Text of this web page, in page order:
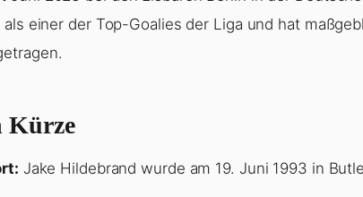
einer der Top-Goalies der Liga und hat
Kürze
Jake Hildebrand wurde am 19. Juni 1993 in